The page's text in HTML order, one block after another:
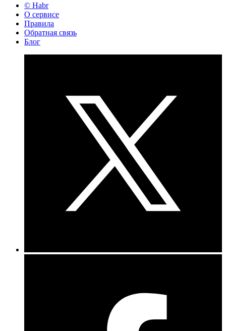
© Habr
О сервисе
Правила
Обратная связь
Блог